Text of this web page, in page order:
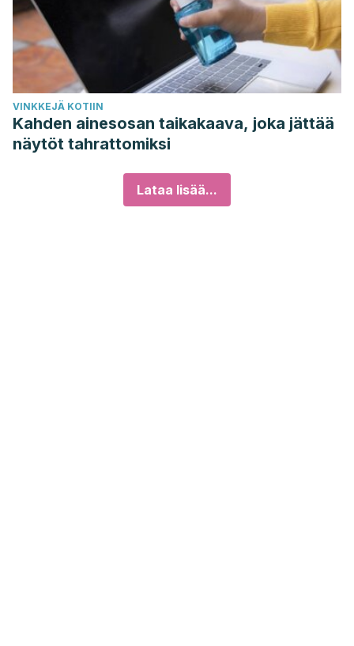
VINKKEJÄ KOTIIN
Kahden ainesosan taikakaava, joka jättää
näytöt tahrattomiksi
Lataa lisää...